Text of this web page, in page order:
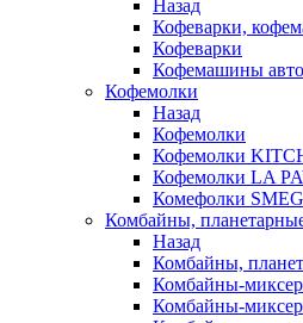
Назад
Кофеварки,
Кофеварки
Кофемашины
Кофемолки
Назад
Кофемолки
Кофемолки
Кофемолки LA
Комефолки SMEG
Комбайны,
Назад
Комбайны,
Комбайны-
Комбайны-